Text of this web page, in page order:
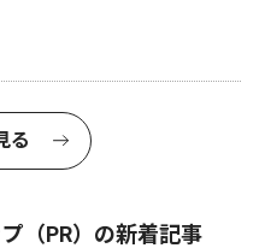
る
（PR）の新着記事